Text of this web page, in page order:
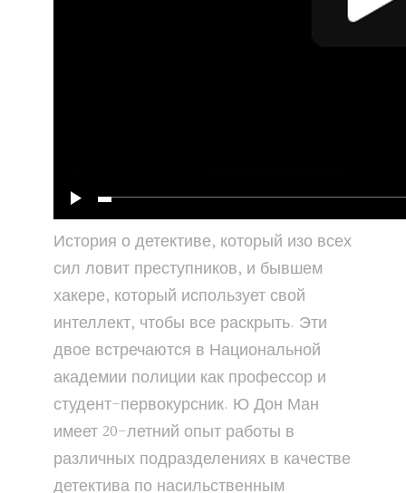
История о детективе, который изо всех
сил ловит преступников, и бывшем
хакере, который использует свой
интеллект, чтобы все раскрыть. Эти
двое встречаются в Национальной
академии полиции как профессор и
студент-первокурсник. Ю Дон Ман
имеет 20-летний опыт работы в
различных подразделениях в качестве
детектива по насильственным